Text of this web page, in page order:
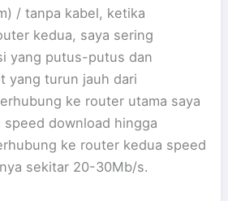
/ tanpa kabel, ketika
kedua, saya sering
yang putus-putus dan
yang turun jauh dari
ke router utama saya
speed download hingga
ke router kedua speed
sekitar 20-30Mb/s.